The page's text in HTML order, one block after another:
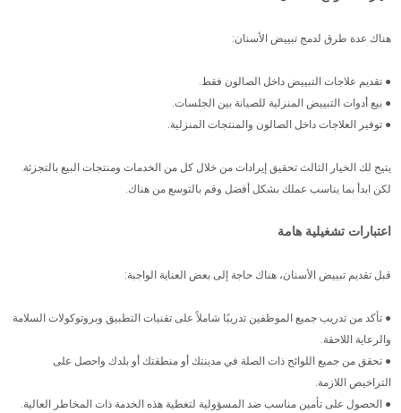
هناك عدة طرق لدمج تبييض الأسنان:
● تقديم علاجات التبييض داخل الصالون فقط.
● بيع أدوات التبييض المنزلية للصيانة بين الجلسات.
● توفير العلاجات داخل الصالون والمنتجات المنزلية.
يتيح لك الخيار الثالث تحقيق إيرادات من خلال كل من الخدمات ومنتجات البيع بالتجزئة.
لكن ابدأ بما يناسب عملك بشكل أفضل وقم بالتوسع من هناك.
اعتبارات تشغيلية هامة
قبل تقديم تبييض الأسنان، هناك حاجة إلى بعض العناية الواجبة:
● تأكد من تدريب جميع الموظفين تدريبًا شاملاً على تقنيات التطبيق وبروتوكولات السلامة
والرعاية اللاحقة.
● تحقق من جميع اللوائح ذات الصلة في مدينتك أو منطقتك أو بلدك واحصل على
التراخيص اللازمة.
● الحصول على تأمين مناسب ضد المسؤولية لتغطية هذه الخدمة ذات المخاطر العالية.